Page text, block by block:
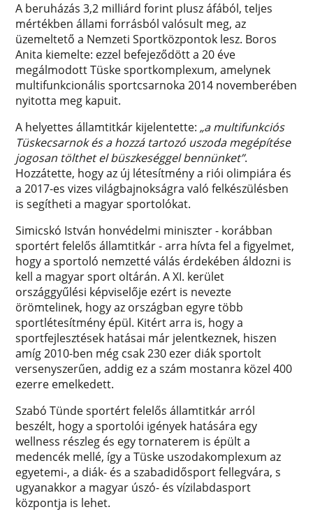
A beruházás 3,2 milliárd forint plusz áfából, teljes
mértékben állami forrásból valósult meg, az
üzemeltető a Nemzeti Sportközpontok lesz. Boros
Anita kiemelte: ezzel befejeződött a 20 éve
megálmodott Tüske sportkomplexum, amelynek
multifunkcionális sportcsarnoka 2014 novemberében
nyitotta meg kapuit.
A helyettes államtitkár kijelentette: „a multifunkciós
Tüskecsarnok és a hozzá tartozó uszoda megépítése
jogosan tölthet el büszkeséggel bennünket”.
Hozzátette, hogy az új létesítmény a riói olimpiára és
a 2017-es vizes világbajnokságra való felkészülésben
is segítheti a magyar sportolókat.
Simicskó István honvédelmi miniszter - korábban
sportért felelős államtitkár - arra hívta fel a figyelmet,
hogy a sportoló nemzetté válás érdekében áldozni is
kell a magyar sport oltárán. A XI. kerület
országgyűlési képviselője ezért is nevezte
örömtelinek, hogy az országban egyre több
sportlétesítmény épül. Kitért arra is, hogy a
sportfejlesztések hatásai már jelentkeznek, hiszen
amíg 2010-ben még csak 230 ezer diák sportolt
versenyszerűen, addig ez a szám mostanra közel 400
ezerre emelkedett.
Szabó Tünde sportért felelős államtitkár arról
beszélt, hogy a sportolói igények hatására egy
wellness részleg és egy tornaterem is épült a
medencék mellé, így a Tüske uszodakomplexum az
egyetemi-, a diák- és a szabadidősport fellegvára, s
ugyanakkor a magyar úszó- és vízilabdasport
központja is lehet.